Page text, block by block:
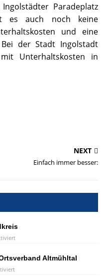
Paradeplatz
es auch noch keine
und eine
der Stadt Ingolstadt
Unterhaltskosten in
NEXT
Einfach immer besser:
Altmühltal